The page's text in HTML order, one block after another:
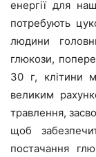
енергії для
потребують
людини
глюкози,
30 г, клітини
великим
травлення,
щоб
постачання